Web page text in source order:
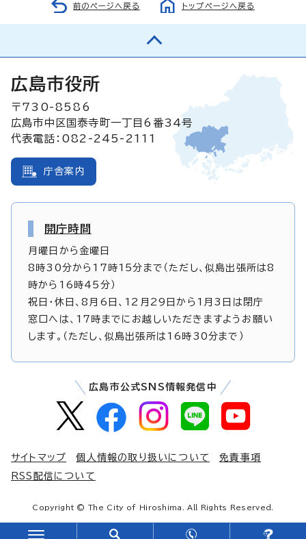
前のページへ戻る トップページへ戻る
広島市役所
〒730-8586
広島市中区国泰寺町一丁目6番34号
代表電話：082-245-2111
庁舎案内
開庁時間
月曜日から金曜日
8時30分から17時15分まで（ただし、似島出張所は8
時から16時45分）
祝日・休日、8月6日、12月29日から1月3日は閉庁
窓口へは、17時までにお越しいただきますようお願い
します。（ただし、似島出張所は16時30分まで）
広島市公式SNS情報発信中
サイトマップ 個人情報の取り扱いについて
免責事項
RSS配信について
Copyright © The City of Hiroshima. All Rights Reserved.